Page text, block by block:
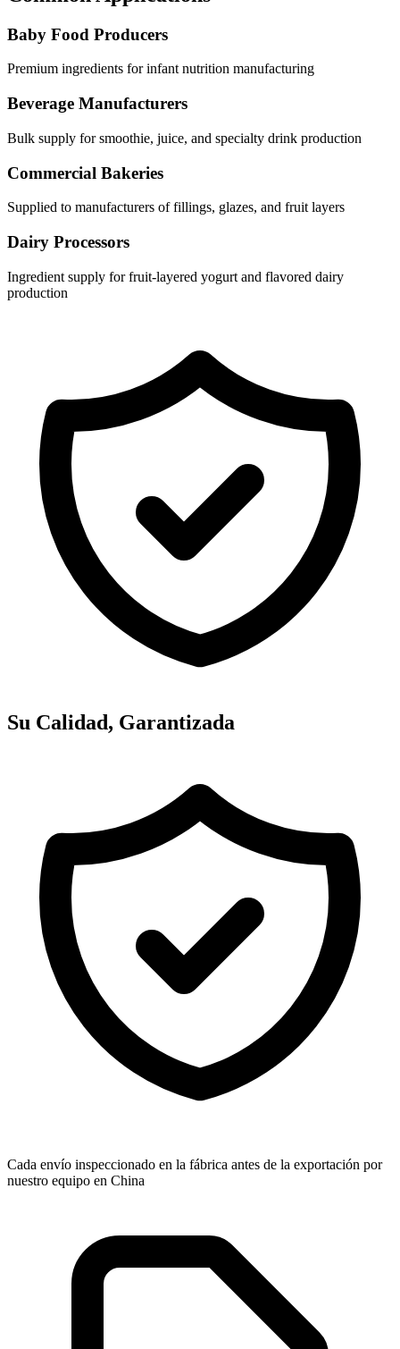
Baby Food Producers
Premium ingredients for infant nutrition manufacturing
Beverage Manufacturers
Bulk supply for smoothie, juice, and specialty drink production
Commercial Bakeries
Supplied to manufacturers of fillings, glazes, and fruit layers
Dairy Processors
Ingredient supply for fruit-layered yogurt and flavored dairy
production
Su Calidad, Garantizada
Cada envío inspeccionado en la fábrica antes de la exportación por
nuestro equipo en China